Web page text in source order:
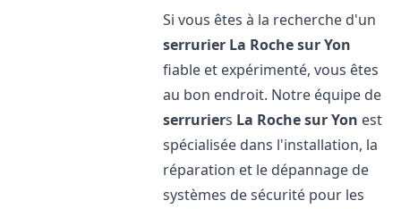
Si vous êtes à la recherche d'un
serrurier La Roche sur Yon
fiable et expérimenté, vous êtes
au bon endroit. Notre équipe de
serruriers La Roche sur Yon est
spécialisée dans l'installation, la
réparation et le dépannage de
systèmes de sécurité pour les